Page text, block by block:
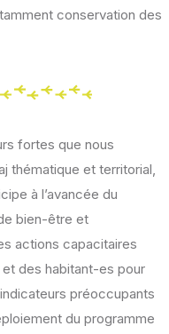
conservation des
fortes que nous
thématique et territorial,
à l’avancée du
bien-être et
actions capacitaires
des habitant-es pour
préoccupants
du programme